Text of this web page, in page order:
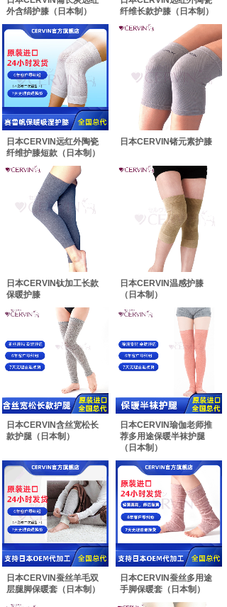
外含绢护膝（日本制）
纤维长款护膝（日本制）
日本CERVIN远红外陶瓷
纤维护膝短款（日本制）
日本CERVIN锗元素护膝
日本CERVIN钛加工长款
保暖护膝
日本CERVIN温感护膝
（日本制）
日本CERVIN含丝宽松长
款护腿（日本制）
日本CERVIN瑜伽老师推
荐多用途保暖半袜护腿
（日本制）
日本CERVIN蚕丝羊毛双
层腿脚保暖套（日本制）
日本CERVIN蚕丝多用途
手脚保暖套（日本制）